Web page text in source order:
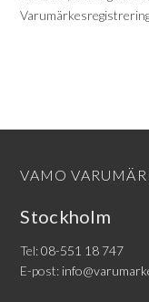
VAMO
Stockholm
Tel:08-551 18 747
E-post: